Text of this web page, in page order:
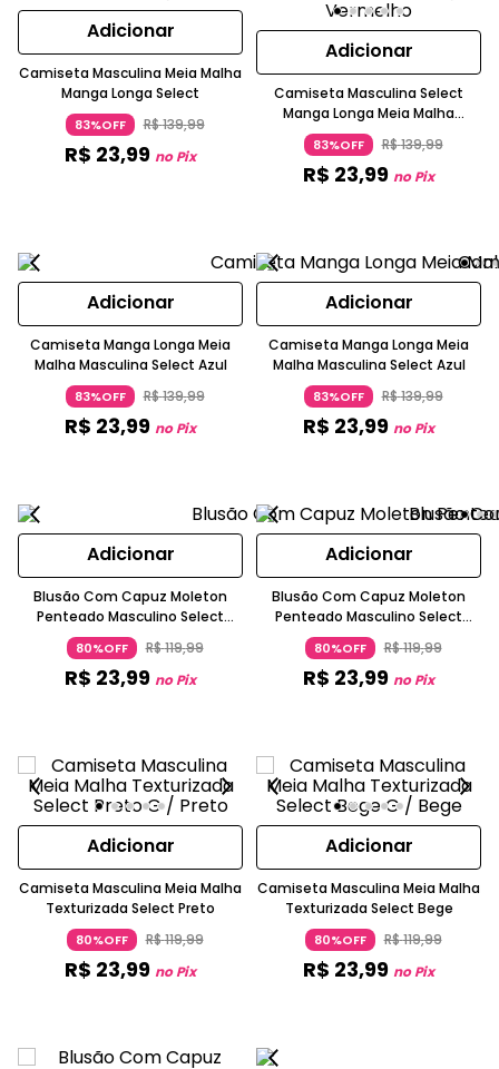
Adicionar
Camiseta Masculina Meia Malha
Manga Longa Select
83%OFF R$139,99
R$ 23,99 no Pix
Adicionar
Camiseta Masculina Select
Manga Longa Meia Malha
Algodão
83%OFF R$139,99
R$ 23,99 no Pix
Adicionar
Camiseta Manga Longa Meia
Malha Masculina Select Azul
83%OFF R$139,99
R$ 23,99 no Pix
Adicionar
Camiseta Manga Longa Meia
Malha Masculina Select Azul
83%OFF R$139,99
R$ 23,99 no Pix
Adicionar
Blusão Com Capuz Moleton
Penteado Masculino Select
Verde
80%OFF R$119,99
R$ 23,99 no Pix
Adicionar
Blusão Com Capuz Moleton
Penteado Masculino Select
Marrom
80%OFF R$119,99
R$ 23,99 no Pix
Adicionar
Camiseta Masculina Meia Malha
Texturizada Select Preto
80%OFF R$119,99
R$ 23,99 no Pix
Adicionar
Camiseta Masculina Meia Malha
Texturizada Select Bege
80%OFF R$119,99
R$ 23,99 no Pix